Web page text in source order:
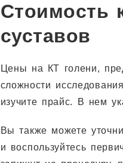
Стоимость
суставов
Цены на КТ голени,
сложности
изучите прайс. В нем
Вы также можете
и воспользуйтесь